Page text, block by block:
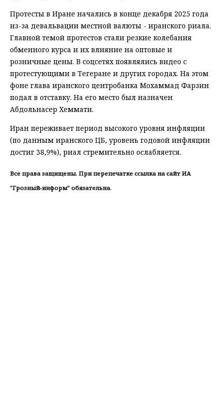
Протесты в Иране начались в конце декабря 2025 года
из-за девальвации местной валюты - иранского риала.
Главной темой протестов стали резкие колебания
обменного курса и их влияние на оптовые и
розничные цены. В соцсетях появлялись видео с
протестующими в Тегеране и других городах. На этом
фоне глава иранского центробанка Мохаммад Фарзин
подал в отставку. На его место был назначен
Абдольнасер Хеммати.
Иран переживает период высокого уровня инфляции
(по данным иранского ЦБ, уровень годовой инфляции
достиг 38,9%), риал стремительно ослабляется.
Все права защищены. При перепечатке ссылка на сайт ИА
"Грозный-информ" обязательна.